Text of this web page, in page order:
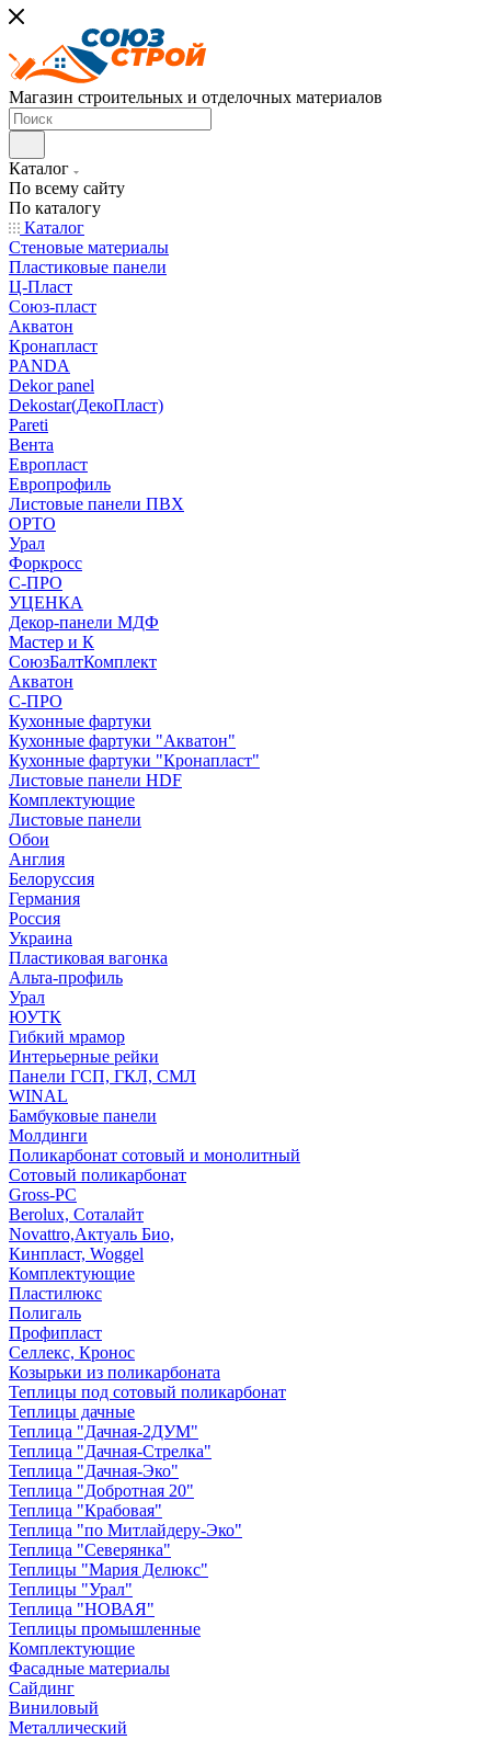
Магазин строительных и отделочных материалов
Каталог
По всему сайту
По каталогу
Каталог
Стеновые материалы
Пластиковые панели
Ц-Пласт
Союз-пласт
Акватон
Кронапласт
PANDA
Dekor panel
Dekostar(ДекоПласт)
Pareti
Вента
Европласт
Европрофиль
Листовые панели ПВХ
ОРТО
Урал
Форкросс
С-ПРО
УЦЕНКА
Декор-панели МДФ
Мастер и К
СоюзБалтКомплект
Акватон
С-ПРО
Кухонные фартуки
Кухонные фартуки "Акватон"
Кухонные фартуки "Кронапласт"
Листовые панели HDF
Комплектующие
Листовые панели
Обои
Англия
Белоруссия
Германия
Россия
Украина
Пластиковая вагонка
Альта-профиль
Урал
ЮУТК
Гибкий мрамор
Интерьерные рейки
Панели ГСП, ГКЛ, СМЛ
WINAL
Бамбуковые панели
Молдинги
Поликарбонат сотовый и монолитный
Сотовый поликарбонат
Gross-PC
Berolux, Соталайт
Novattro,Актуаль Био,
Кинпласт, Woggel
Комплектующие
Пластилюкс
Полигаль
Профипласт
Селлекс, Кронос
Козырьки из поликарбоната
Теплицы под сотовый поликарбонат
Теплицы дачные
Теплица "Дачная-2ДУМ"
Теплица "Дачная-Стрелка"
Теплица "Дачная-Эко"
Теплица "Добротная 20"
Теплица "Крабовая"
Теплица "по Митлайдеру-Эко"
Теплица "Северянка"
Теплицы "Мария Делюкс"
Теплицы "Урал"
Теплица "НОВАЯ"
Теплицы промышленные
Комплектующие
Фасадные материалы
Сайдинг
Виниловый
Металлический